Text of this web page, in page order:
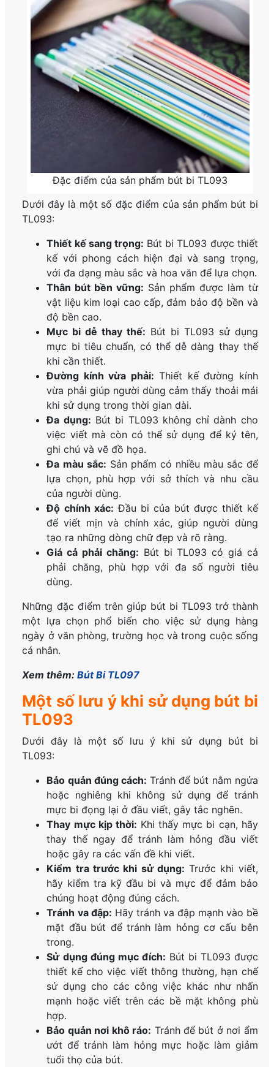
Đặc điểm của sản phẩm bút bi TL093
Dưới đây là một số đặc điểm của sản phẩm bút bi
TL093:
Thiết kế sang trọng: Bút bi TL093 được thiết
kế với phong cách hiện đại và sang trọng,
với đa dạng màu sắc và hoa văn để lựa chọn.
Thân bút bền vững: Sản phẩm được làm từ
vật liệu kim loại cao cấp, đảm bảo độ bền và
độ bền cao.
Mực bi dễ thay thế: Bút bi TL093 sử dụng
mực bi tiêu chuẩn, có thể dễ dàng thay thế
khi cần thiết.
Đường kính vừa phải: Thiết kế đường kính
vừa phải giúp người dùng cảm thấy thoải mái
khi sử dụng trong thời gian dài.
Đa dụng: Bút bi TL093 không chỉ dành cho
việc viết mà còn có thể sử dụng để ký tên,
ghi chú và vẽ đồ họa.
Đa màu sắc: Sản phẩm có nhiều màu sắc để
lựa chọn, phù hợp với sở thích và nhu cầu
của người dùng.
Độ chính xác: Đầu bi của bút được thiết kế
để viết mịn và chính xác, giúp người dùng
tạo ra những dòng chữ đẹp và rõ ràng.
Giá cả phải chăng: Bút bi TL093 có giá cả
phải chăng, phù hợp với đa số người tiêu
dùng.
Những đặc điểm trên giúp bút bi TL093 trở thành
một lựa chọn phổ biến cho việc sử dụng hàng
ngày ở văn phòng, trường học và trong cuộc sống
cá nhân.
Xem thêm:Bút Bi TL097
Một số lưu ý khi sử dụng bút bi
TL093
Dưới đây là một số lưu ý khi sử dụng bút bi
TL093:
Bảo quản đúng cách: Tránh để bút nằm ngửa
hoặc nghiêng khi không sử dụng để tránh
mực bi đọng lại ở đầu viết, gây tắc nghẽn.
Thay mực kịp thời: Khi thấy mực bi cạn, hãy
thay thế ngay để tránh làm hỏng đầu viết
hoặc gây ra các vấn đề khi viết.
Kiểm tra trước khi sử dụng: Trước khi viết,
hãy kiểm tra kỹ đầu bi và mực để đảm bảo
chúng hoạt động đúng cách.
Tránh va đập: Hãy tránh va đập mạnh vào bề
mặt đầu bút để tránh làm hỏng cơ cấu bên
trong.
Sử dụng đúng mục đích: Bút bi TL093 được
thiết kế cho việc viết thông thường, hạn chế
sử dụng cho các công việc khác như nhấn
mạnh hoặc viết trên các bề mặt không phù
hợp.
Bảo quản nơi khô ráo: Tránh để bút ở nơi ẩm
ướt để tránh làm hỏng mực hoặc làm giảm
tuổi thọ của bút.